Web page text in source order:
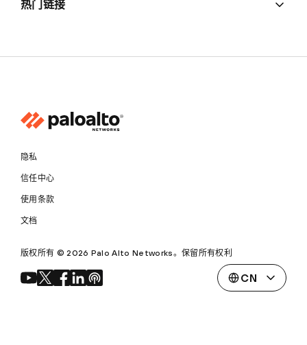
热门链接
隐私
信任中心
使用条款
文档
版权所有 © 2026 Palo Alto Networks。保留所有权利
CN